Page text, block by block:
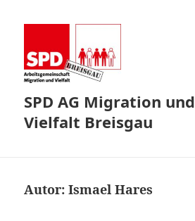
SPD AG Migration und
Vielfalt Breisgau
Autor:Ismael Hares